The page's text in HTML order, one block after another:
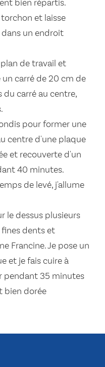
bien répartis.
et laisse
un endroit
de travail et
carré de 20 cm de
du carré au centre,
pour former une
centre d'une plaque
et recouverte d'un
40 minutes.
de levé, j'allume
le dessus plusieurs
fines dents et
Francine. Je pose un
et je fais cuire à
pendant 35 minutes
bien dorée